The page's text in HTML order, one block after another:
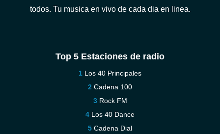
todos. Tu musica en vivo de cada dia en linea.
Top 5 Estaciones de radio
Los 40 Principales
Cadena 100
Rock FM
Los 40 Dance
Cadena Dial